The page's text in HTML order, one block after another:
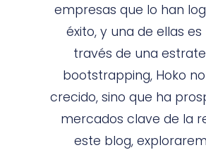
empresas que lo han
éxito, y una de ellas es
través de una
bootstrapping, Hoko
crecido, sino que ha
mercados clave de la
este blog,